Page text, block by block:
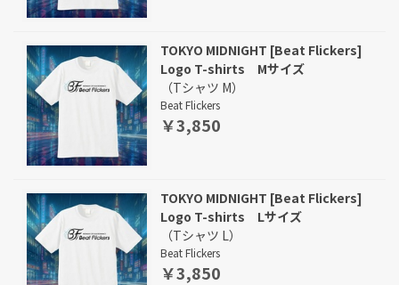
TOKYO MIDNIGHT [Beat Flickers]
Logo T-shirts Mサイズ
（Tシャツ M）
Beat Flickers
￥3,850
TOKYO MIDNIGHT [Beat Flickers]
Logo T-shirts Lサイズ
（Tシャツ L）
Beat Flickers
￥3,850